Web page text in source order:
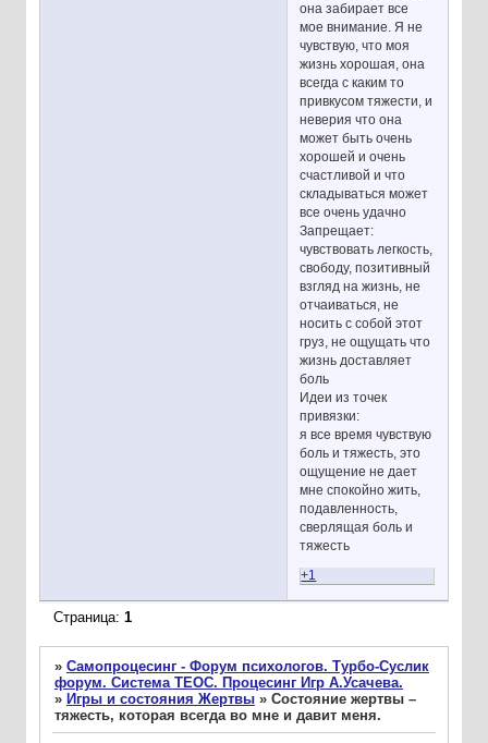
она забирает все
мое внимание. Я не
чувствую, что моя
жизнь хорошая, она
всегда с каким то
привкусом тяжести, и
неверия что она
может быть очень
хорошей и очень
счастливой и что
складываться может
все очень удачно
Запрещает:
чувствовать легкость,
свободу, позитивный
взгляд на жизнь, не
отчаиваться, не
носить с собой этот
груз, не ощущать что
жизнь доставляет
боль
Идеи из точек
привязки:
я все время чувствую
боль и тяжесть, это
ощущение не дает
мне спокойно жить,
подавленность,
сверлящая боль и
тяжесть
+1
Страница: 1
» Самопроцесинг - Форум психологов. Турбо-Суслик
форум. Система ТЕОС. Процесинг Игр А.Усачева.
» Игры и состояния Жертвы » Состояние жертвы –
тяжесть, которая всегда во мне и давит меня.